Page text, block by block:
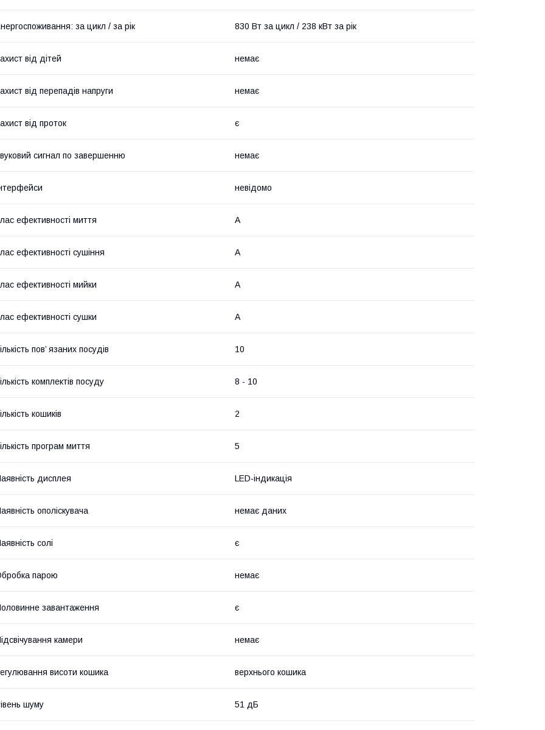
за цикл / за рік 830 Вт за цикл / 238 кВт за рік
від дітей немає
від перепадів напруги немає
від проток є
сигнал по завершенню немає
невідомо
ефективності миття A
ефективності сушіння A
ефективності мийки A
ефективності сушки A
пов’ язаних посудів 10
комплектів посуду 8 - 10
кошиків 2
програм миття 5
дисплея LED-індикація
ополіскувача немає даних
солі є
парою немає
завантаження є
камери немає
висоти кошика верхнього кошика
шуму 51 дБ